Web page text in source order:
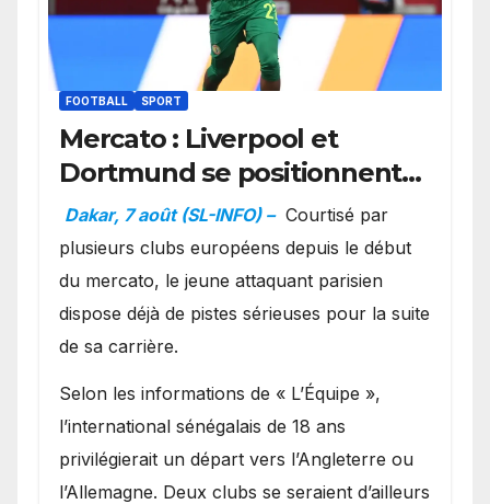
FOOTBALL SPORT
Mercato : Liverpool et
Dortmund se positionnent
en favoris pour recruter
Ibrahim Mbaye
Dakar, 7 août (SL-INFO) – Courtisé par
plusieurs clubs européens depuis le début
du mercato, le jeune attaquant parisien
dispose déjà de pistes sérieuses pour la suite
de sa carrière.
Selon les informations de « L’Équipe »,
l’international sénégalais de 18 ans
privilégierait un départ vers l’Angleterre ou
l’Allemagne. Deux clubs se seraient d’ailleurs